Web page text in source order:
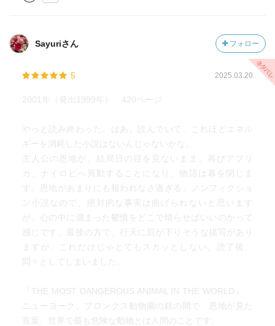
Sayuriさん フォロー
5 2025.03.20
2001年（発出1999年） 420ページ
やっと読み終わった。はあ。読んでいて、これほどエネル
ギーを消耗した小説はないんじゃないかな。
主人公の恩地が、結局日の目を見ないまま、再びアフリ
カ、ナイロビへ異動することになり、物語は幕を閉じま
す。恩地があまりにも報われなさ過ぎる。ノンフィクショ
ン小説なので、絶対的な事実は曲げられないと思います
が、心の中に溜まった鬱憤をどこで晴らせばいいのかって
感じです。最後の方で、行天に罰が下りそうな描写があり
ますが、これだけじゃとてもスカッとしない。読了後、
悶々としてしまいました。
『THE MOST DANGEROUS ANIMAL IN THE WORLD』
ニューヨーク、ブロンクス動物園の鏡の間で、恩地が見た
言葉。世界で最も危険な動物とは人間のことです。